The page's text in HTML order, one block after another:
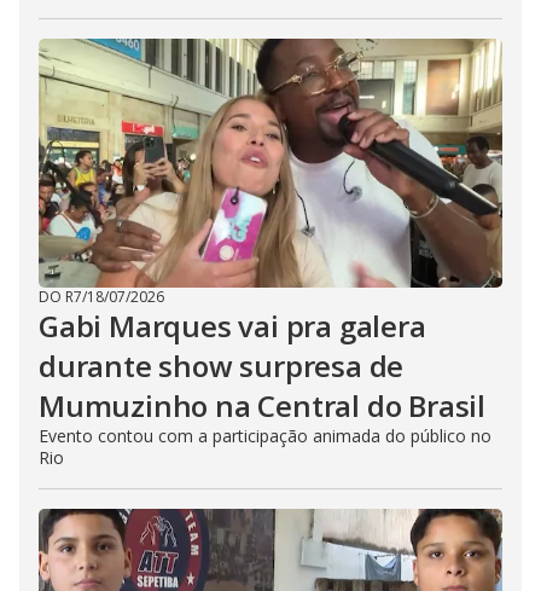
DO R7/18/07/2026
Gabi Marques vai pra galera
durante show surpresa de
Mumuzinho na Central do Brasil
Evento contou com a participação animada do público no
Rio